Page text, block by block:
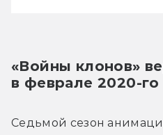
«Войны клонов»
в феврале 2020-го
Седьмой сезон